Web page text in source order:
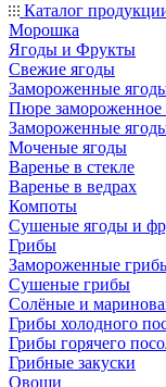
Каталог
Морошка
Ягоды и Фрукты
Свежие ягоды
Замороженные
Пюре замороженное
Замороженные
Моченые ягоды
Варенье в стекле
Варенье в ведрах
Компоты
Сушеные ягоды и
Грибы
Замороженные
Сушеные грибы
Солёные и
Грибы холодного
Грибы горячего
Грибные закуски
Овощи